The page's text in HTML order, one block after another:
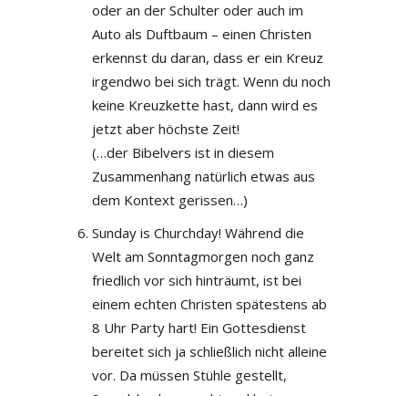
oder an der Schulter oder auch im
Auto als Duftbaum – einen Christen
erkennst du daran, dass er ein Kreuz
irgendwo bei sich trägt. Wenn du noch
keine Kreuzkette hast, dann wird es
jetzt aber höchste Zeit!
(…der Bibelvers ist in diesem
Zusammenhang natürlich etwas aus
dem Kontext gerissen…)
Sunday is Churchday! Während die
Welt am Sonntagmorgen noch ganz
friedlich vor sich hinträumt, ist bei
einem echten Christen spätestens ab
8 Uhr Party hart! Ein Gottesdienst
bereitet sich ja schließlich nicht alleine
vor. Da müssen Stühle gestellt,